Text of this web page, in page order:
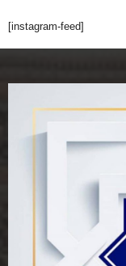
[instagram-feed]